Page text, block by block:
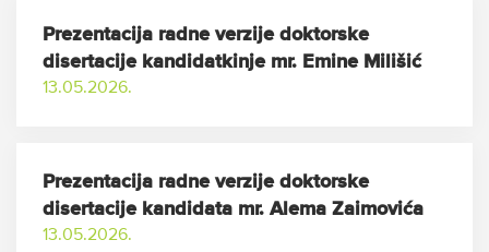
Prezentacija radne verzije doktorske
disertacije kandidatkinje mr. Emine Milišić
13.05.2026.
Prezentacija radne verzije doktorske
disertacije kandidata mr. Alema Zaimovića
13.05.2026.